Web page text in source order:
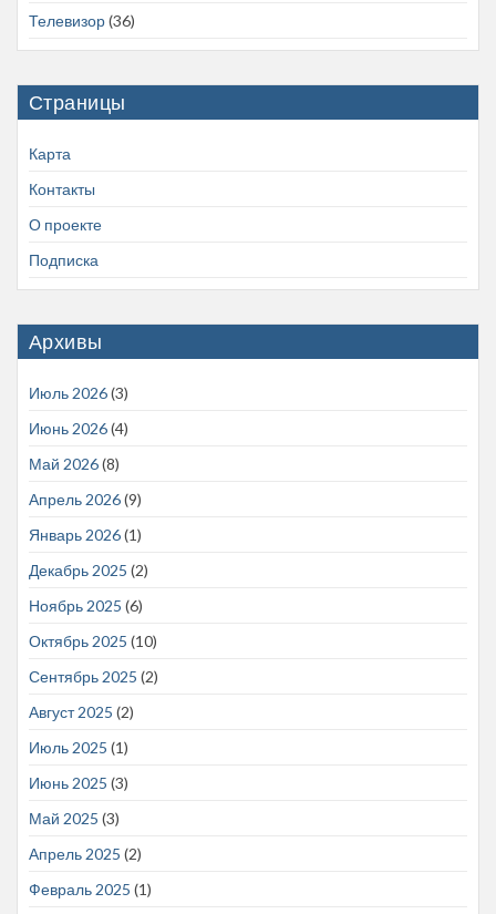
Телевизор(36)
Страницы
Карта
Контакты
О проекте
Подписка
Архивы
Июль 2026(3)
Июнь 2026(4)
Май 2026(8)
Апрель 2026(9)
Январь 2026(1)
Декабрь 2025 (2)
Ноябрь 2025 (6)
Октябрь 2025 (10)
Сентябрь 2025 (2)
Август 2025 (2)
Июль 2025 (1)
Июнь 2025 (3)
Май 2025 (3)
Апрель 2025 (2)
Февраль 2025 (1)